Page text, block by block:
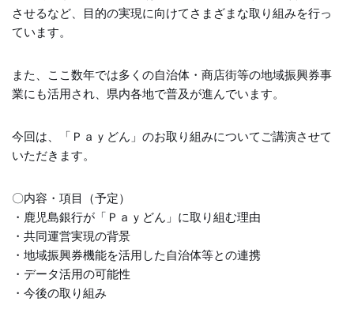
させるなど、目的の実現に向けてさまざまな取り組みを行っ
ています。
また、ここ数年では多くの自治体・商店街等の地域振興券事
業にも活用され、県内各地で普及が進んでいます。
今回は、「Ｐａｙどん」のお取り組みについてご講演させて
いただきます。
〇内容・項目（予定）
・鹿児島銀行が「Ｐａｙどん」に取り組む理由
・共同運営実現の背景
・地域振興券機能を活用した自治体等との連携
・データ活用の可能性
・今後の取り組み